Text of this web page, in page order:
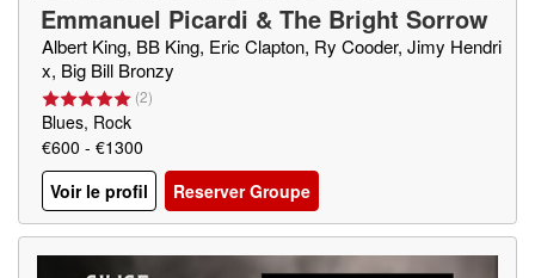
Emmanuel Picardi & The Bright Sorrow
Albert King, BB King, Eric Clapton, Ry Cooder, Jimy Hendri
x, Big Bill Bronzy
(2)
Blues, Rock
€600 - €1300
Voir le profil
Reserver Groupe